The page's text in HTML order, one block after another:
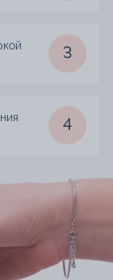
3
4